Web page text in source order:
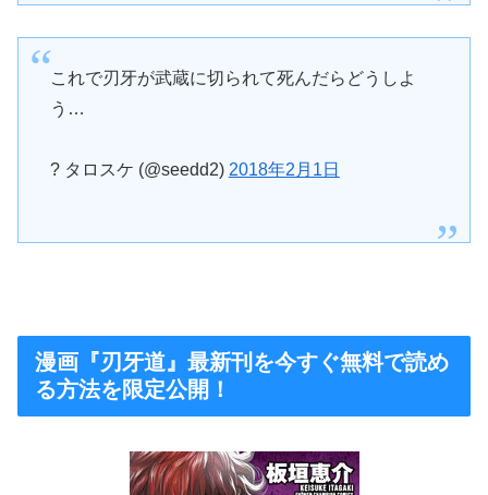
これで刃牙が武蔵に切られて死んだらどうしよ
う…
? タロスケ (@seedd2) 2018年2月1日
漫画『刃牙道』最新刊を今すぐ無料で読め
る方法を限定公開！